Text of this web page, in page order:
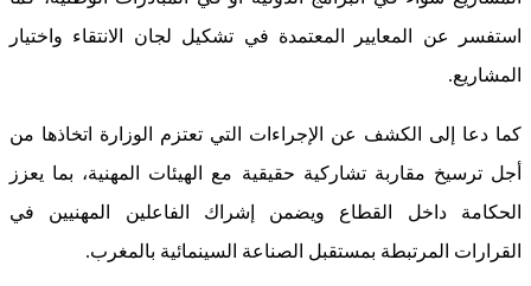
استفسر عن المعايير المعتمدة في تشكيل لجان الانتقاء واختيار
المشاريع.
كما دعا إلى الكشف عن الإجراءات التي تعتزم الوزارة اتخاذها من
أجل ترسيخ مقاربة تشاركية حقيقية مع الهيئات المهنية، بما يعزز
الحكامة داخل القطاع ويضمن إشراك الفاعلين المهنيين في
القرارات المرتبطة بمستقبل الصناعة السينمائية بالمغرب.